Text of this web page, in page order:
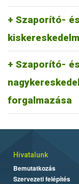
Szaporító-
vizsgálatköteles
Szaporító-
forgalmazása
Európai Unión
Európai Unión
Európai Unión
vizsgálatköteles
Vetőmag GMO
Hivatalunk
Bemutatkozás
Szervezeti felépítés